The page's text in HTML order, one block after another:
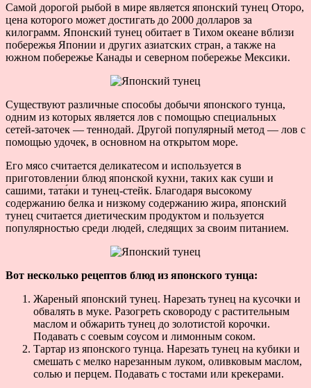
Самой дорогой рыбой в мире является японский тунец Оторо,
цена которого может достигать до 2000 долларов за
килограмм. Японский тунец обитает в Тихом океане вблизи
побережья Японии и других азиатских стран, а также на
южном побережье Канады и северном побережье Мексики.
Существуют различные способы добычи японского тунца,
одним из которых является лов с помощью специальных
сетей-заточек — теннодай. Другой популярный метод — лов с
помощью удочек, в основном на открытом море.
Его мясо считается деликатесом и используется в
приготовлении блюд японской кухни, таких как суши и
сашими, тата́ки и тунец-стейк. Благодаря высокому
содержанию белка и низкому содержанию жира, японский
тунец считается диетическим продуктом и пользуется
популярностью среди людей, следящих за своим питанием.
Вот несколько рецептов блюд из японского тунца:
Жареный японский тунец. Нарезать тунец на кусочки и
обвалять в муке. Разогреть сковороду с растительным
маслом и обжарить тунец до золотистой корочки.
Подавать с соевым соусом и лимонным соком.
Тартар из японского тунца. Нарезать тунец на кубики и
смешать с мелко нарезанным луком, оливковым маслом,
солью и перцем. Подавать с тостами или крекерами.